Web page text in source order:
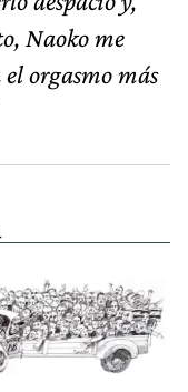
Naoko me
orgasmo más